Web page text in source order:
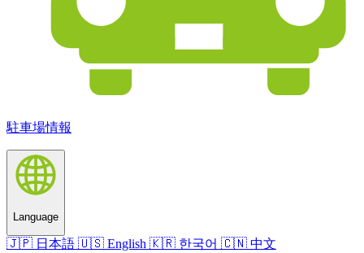
駐車場情報
Language
🇯🇵 日本語 🇺🇸 English 🇰🇷 한국어 🇨🇳 中文